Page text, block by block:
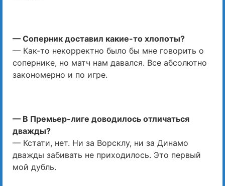
— Соперник доставил какие-то хлопоты?
— Как-то некорректно было бы мне говорить о
сопернике, но матч нам давался. Все абсолютно
закономерно и по игре.
— В Премьер-лиге доводилось отличаться
дважды?
— Кстати, нет. Ни за Ворсклу, ни за Динамо
дважды забивать не приходилось. Это первый
мой дубль.